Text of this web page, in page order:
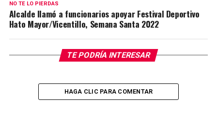
NO TE LO PIERDAS
Alcalde llamó a funcionarios apoyar Festival Deportivo
Hato Mayor/Vicentillo, Semana Santa 2022
TE PODRÍA INTERESAR
HAGA CLIC PARA COMENTAR